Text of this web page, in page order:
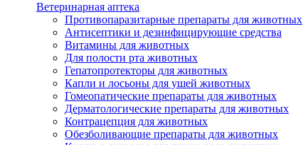
Ветеринарная аптека
Противопаразитарные препараты для животных
Антисептики и дезинфицирующие средства
Витамины для животных
Для полости рта животных
Гепатопротекторы для животных
Капли и лосьоны для ушей животных
Гомеопатические препараты для животных
Дерматологические препараты для животных
Контрацепция для животных
Обезболивающие препараты для животных